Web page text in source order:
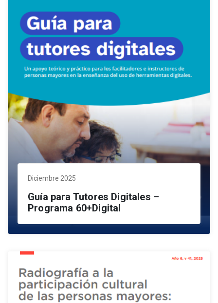
Diciembre 2025
Guía para Tutores Digitales –
Programa 60+Digital